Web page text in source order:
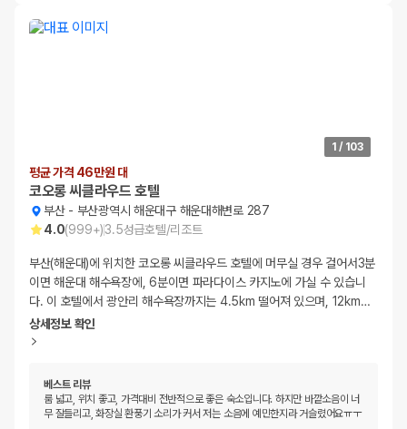
1 / 103
평균 가격 46만원 대
코오롱 씨클라우드 호텔
부산- 부산광역시 해운대구 해운대해변로 287
4.0(999+)3.5성급호텔/리조트
부산(해운대)에 위치한 코오롱 씨클라우드 호텔에 머무실 경우 걸어서3분
이면 해운대 해수욕장에, 6분이면 파라다이스 카지노에 가실 수 있습니
다. 이 호텔에서 광안리 해수욕장까지는 4.5km 떨어져 있으며, 12km…
상세정보 확인
베스트 리뷰
룸 넓고, 위치 좋고, 가격대비 전반적으로 좋은 숙소입니다. 하지만 바깥소음이 너
무 잘들리고, 화장실 환풍기 소리가 커서 저는 소음에 예민한지라 거슬렸어요ㅠㅜ